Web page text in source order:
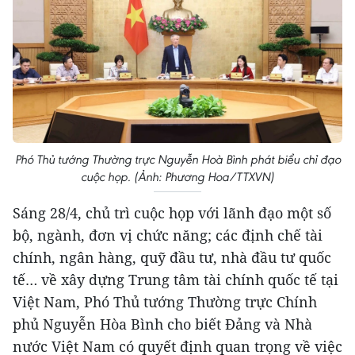
Phó Thủ tướng Thường trực Nguyễn Hoà Bình phát biểu chỉ đạo
cuộc họp. (Ảnh: Phương Hoa/TTXVN)
Sáng 28/4, chủ trì cuộc họp với lãnh đạo một số
bộ, ngành, đơn vị chức năng; các định chế tài
chính, ngân hàng, quỹ đầu tư, nhà đầu tư quốc
tế… về xây dựng Trung tâm tài chính quốc tế tại
Việt Nam, Phó Thủ tướng Thường trực Chính
phủ Nguyễn Hòa Bình cho biết Đảng và Nhà
nước Việt Nam có quyết định quan trọng về việc